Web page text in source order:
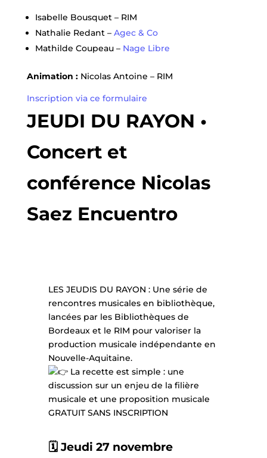
Isabelle Bousquet – RIM
Nathalie Redant – Agec & Co
Mathilde Coupeau – Nage Libre
Animation :Nicolas Antoine – RIM
Inscription via ce formulaire
JEUDI DU RAYON •
Concert et
conférence Nicolas
Saez Encuentro
LES JEUDIS DU RAYON : Une série de
rencontres musicales en bibliothèque,
lancées par les Bibliothèques de
Bordeaux et le RIM pour valoriser la
production musicale indépendante en
Nouvelle-Aquitaine.
La recette est simple : une
discussion sur un enjeu de la filière
musicale et une proposition musicale
GRATUIT SANS INSCRIPTION
🗓️ Jeudi 27 novembre